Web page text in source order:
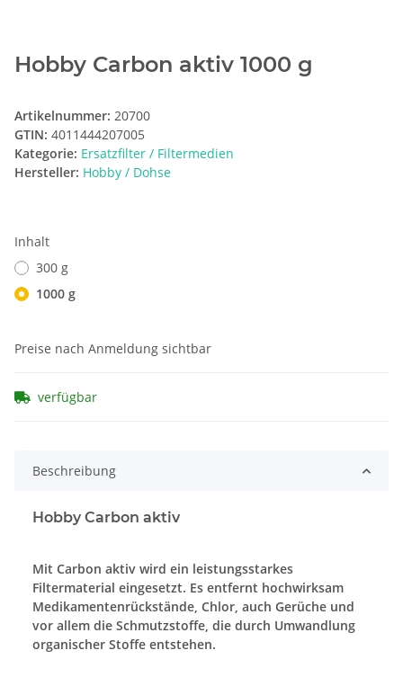
Hobby Carbon aktiv 1000 g
Artikelnummer: 20700
GTIN: 4011444207005
Kategorie: Ersatzfilter / Filtermedien
Hersteller: Hobby / Dohse
Inhalt
300 g
1000 g
Preise nach Anmeldung sichtbar
verfügbar
Beschreibung
Hobby Carbon aktiv
Mit Carbon aktiv wird ein leistungsstarkes
Filtermaterial eingesetzt. Es entfernt hochwirksam
Medikamentenrückstände, Chlor, auch Gerüche und
vor allem die Schmutzstoffe, die durch Umwandlung
organischer Stoffe entstehen.